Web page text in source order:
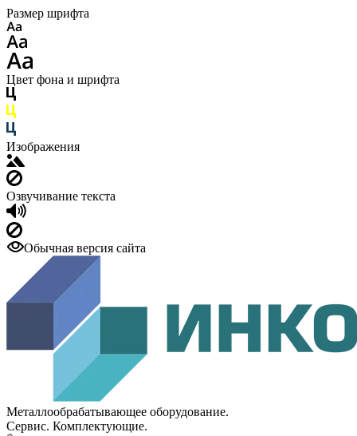
Размер шрифта
Цвет фона и шрифта
Изображения
Озвучивание текста
Обычная версия сайта
Металлообрабатывающее оборудование.
Сервис. Комплектующие.